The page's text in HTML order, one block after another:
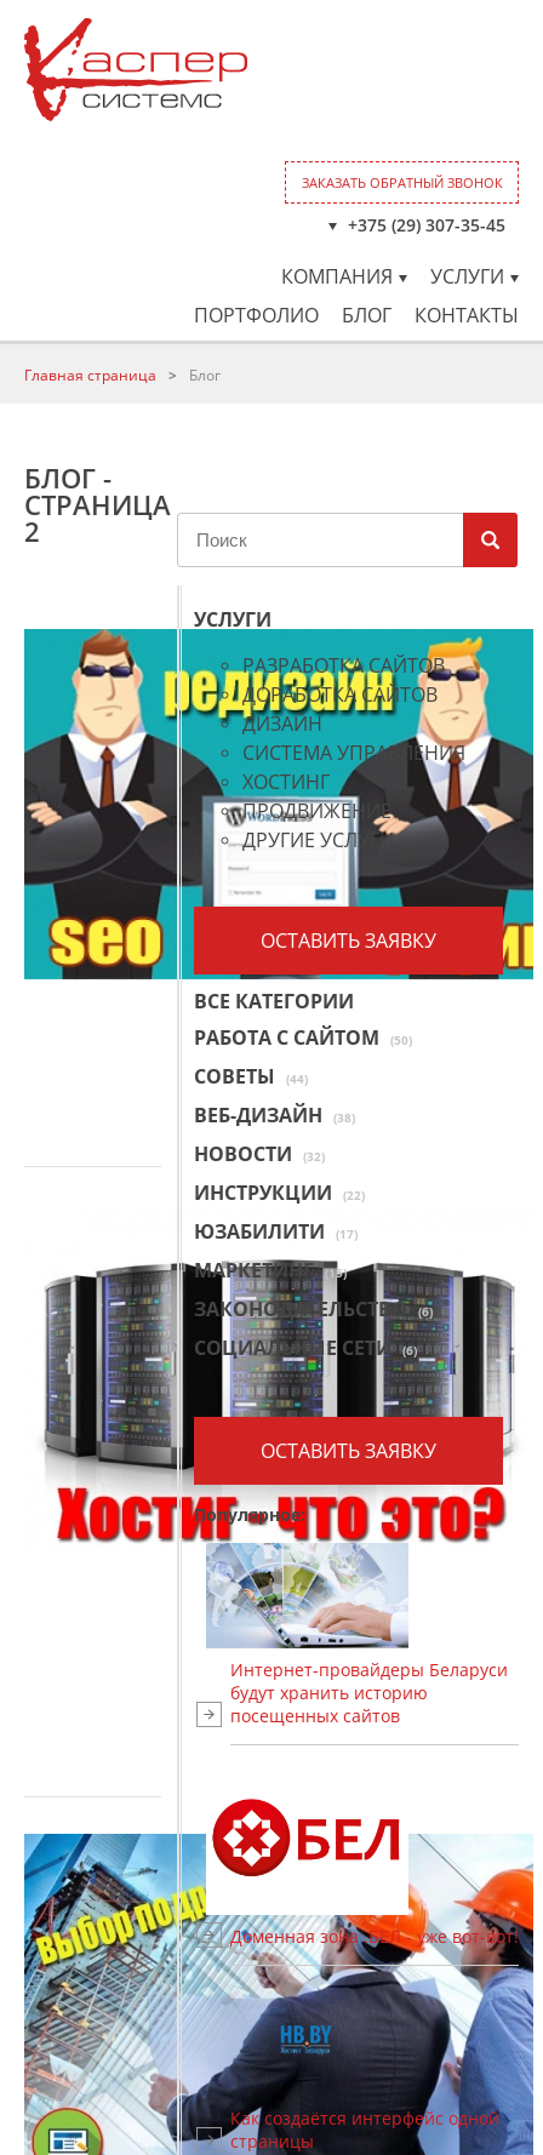
ЗАКАЗАТЬ ОБРАТНЫЙ ЗВОНОК
+375 (29) 307-35-45
КОМПАНИЯ
УСЛУГИ
ПОРТФОЛИО
БЛОГ КОНТАКТЫ
Главная страница > Блог
БЛОГ -
СТРАНИЦА
2
УСЛУГИ
РАЗРАБОТКА САЙТОВ
ДОРАБОТКА САЙТОВ
ДИЗАЙН
СИСТЕМА УПРАВЛЕНИЯ
ХОСТИНГ
ПРОДВИЖЕНИЕ
ДРУГИЕ УСЛУГИ
ОСТАВИТЬ ЗАЯВКУ
ВСЕ КАТЕГОРИИ
РАБОТА С САЙТОМ
(50)
СОВЕТЫ (44)
ВЕБ-ДИЗАЙН (38)
НОВОСТИ (32)
ИНСТРУКЦИИ (22)
ЮЗАБИЛИТИ (17)
МАРКЕТИНГ (15)
ЗАКОНОДАТЕЛЬСТВО (6)
СОЦИАЛЬНЫЕ СЕТИ (6)
ОСТАВИТЬ ЗАЯВКУ
Популярное:
Интернет-провайдеры Беларуси
будут хранить историю
посещенных сайтов
Доменная зона .БЕЛ - уже вот-вот!
Как создаётся интерфейс одной
страницы